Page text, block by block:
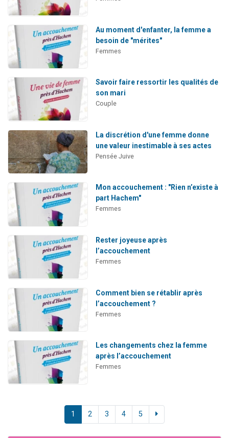
Au moment d'enfanter, la femme a
besoin de "mérites"
Femmes
Savoir faire ressortir les qualités de
son mari
Couple
La discrétion d'une femme donne
une valeur inestimable à ses actes
Pensée Juive
Mon accouchement : "Rien n’existe à
part Hachem"
Femmes
Rester joyeuse après
l’accouchement
Femmes
Comment bien se rétablir après
l’accouchement ?
Femmes
Les changements chez la femme
après l’accouchement
Femmes
1 2 3 4 5